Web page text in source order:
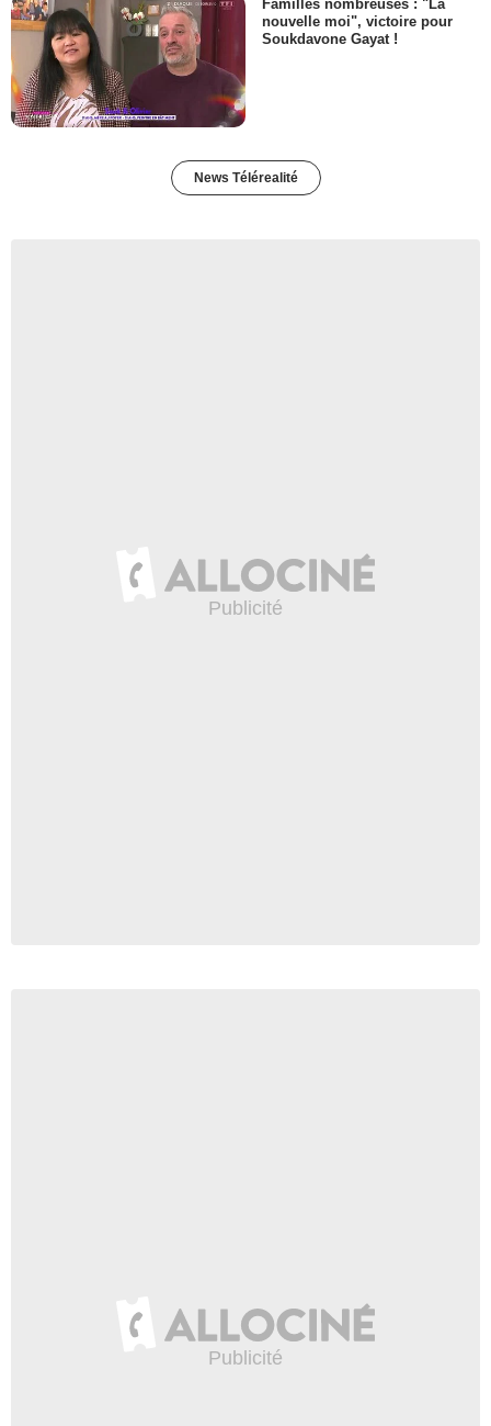
Familles nombreuses : "La
nouvelle moi", victoire pour
Soukdavone Gayat !
News Télérealité